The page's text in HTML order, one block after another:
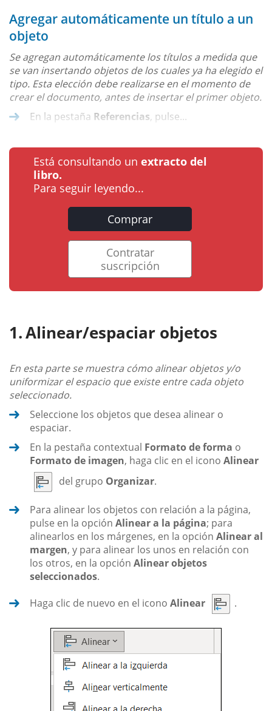
Agregar automáticamente un título a un
objeto
Se agregan automáticamente los títulos a medida que
se van insertando objetos de los cuales ya ha elegido el
tipo. Esta elección debe realizarse en el momento de
crear el documento, antes de insertar el primer objeto.
En la pestaña Referencias, pulse...
Está consultando un extracto del
libro.
Para seguir leyendo...
Comprar
Contratar
suscripción
Alinear/espaciar objetos
En esta parte se muestra cómo alinear objetos y/o
uniformizar el espacio que existe entre cada objeto
seleccionado.
Seleccione los objetos que desea alinear o
espaciar.
En la pestaña contextual Formato de forma o
Formato de imagen, haga clic en el icono Alinear
del grupo Organizar.
Para alinear los objetos con relación a la página,
pulse en la opción Alinear a la página; para
alinearlos en los márgenes, en la opción Alinear al
margen, y para alinear los unos en relación con
los otros, en la opción Alinear objetos
seleccionados.
Haga clic de nuevo en el icono Alinear .